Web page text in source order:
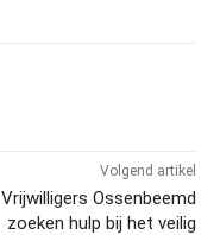
Volgend artikel
Vrijwilligers Ossenbeemd
zoeken hulp bij het veilig